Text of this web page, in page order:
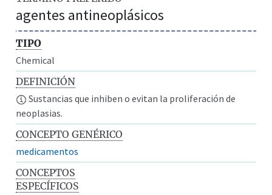
agentes antineoplásicos
TIPO
Chemical
DEFINICIÓN
Sustancias que inhiben o evitan la proliferación de
neoplasias.
CONCEPTO GENÉRICO
medicamentos
CONCEPTOS
ESPECÍFICOS